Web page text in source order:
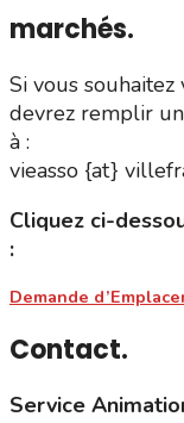
marchés.
Si vous
devrez remplir un
à :
vieasso {at}
Cliquez ci-
:
Demande
Contact.
Service